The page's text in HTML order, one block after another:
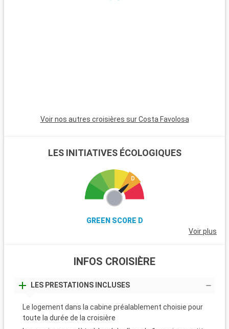
attendent les visiteurs. Los Tres Ojos, un parc national avec
Voir nos autres croisières sur Costa Favolosa
LES INITIATIVES ÉCOLOGIQUES
GREEN SCORE D
Voir plus
INFOS CROISIÈRE
LES PRESTATIONS INCLUSES
Le logement dans la cabine préalablement choisie pour
toute la durée de la croisière